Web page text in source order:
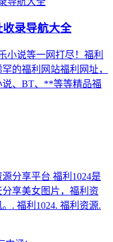
录导航大全
小说等一网打尽！福利
的福利网站福利网址，
、BT、**等等精品福
分享平台 福利1024是
享美女图片，福利资
. 福利1024. 福利资源.